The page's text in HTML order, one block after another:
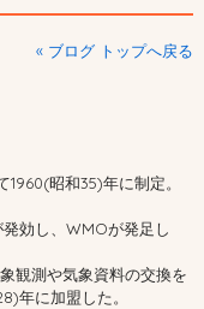
« ブログ トップへ戻る
昭和35)年に制定。
効し、WMOが発足し
観測や気象資料の交換を
年に加盟した。